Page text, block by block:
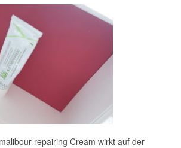
repairing Cream wirkt auf der